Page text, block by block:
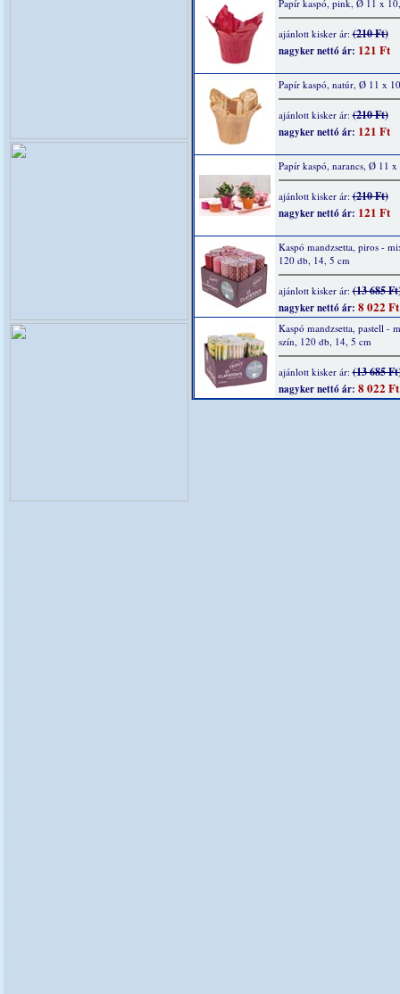
Papír kaspó, pink, Ø 11 x
ajánlott kisker ár:(210 Ft)
nagyker nettó ár: 121 Ft
Papír kaspó, natúr, Ø 11 x
ajánlott kisker ár:(210 Ft)
nagyker nettó ár: 121 Ft
Papír kaspó, narancs, Ø 11
ajánlott kisker ár:(210 Ft)
nagyker nettó ár: 121 Ft
Kaspó mandzsetta, piros -
120 db, 14, 5 cm
ajánlott kisker ár:(13 685
nagyker nettó ár: 8 022 Ft
Kaspó mandzsetta, pastell -
szín, 120 db, 14, 5 cm
ajánlott kisker ár:(13 685
nagyker nettó ár: 8 022 Ft